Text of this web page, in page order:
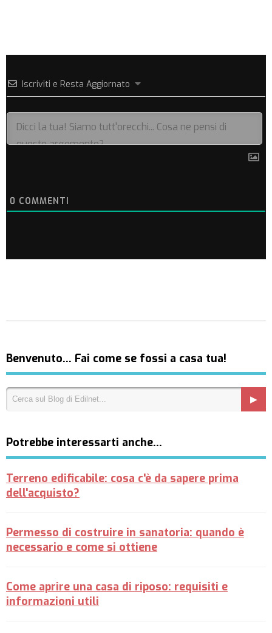
Iscriviti e Resta Aggiornato
0 COMMENTI
Benvenuto… Fai come se fossi a casa tua!
Potrebbe interessarti anche…
Terreno edificabile: cosa c'è da sapere prima
dell'acquisto?
Permesso di costruire in sanatoria: quando è
necessario e come si ottiene
Come aprire una casa di riposo: requisiti e
informazioni utili